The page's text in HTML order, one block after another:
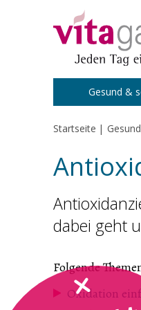
Gesund &
Startseite
dabei geht
Folgende
Oxidation